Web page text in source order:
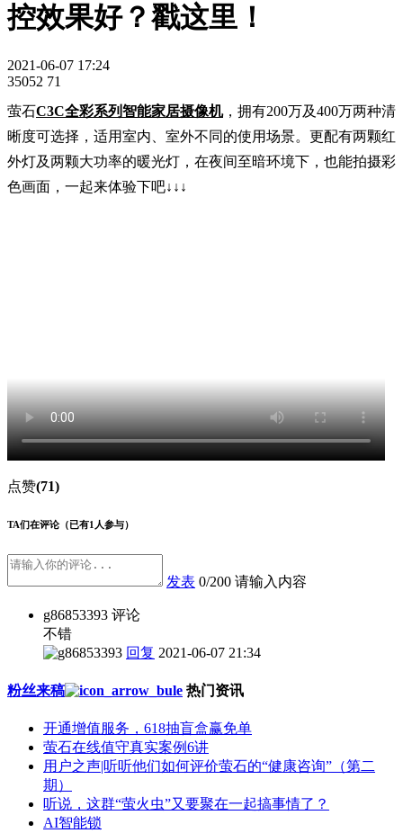
控效果好？戳这里！
2021-06-07 17:24
35052 71
萤石C3C全彩系列智能家居摄像机，拥有200万及400万两种清
晰度可选择，适用室内、室外不同的使用场景。更配有两颗红
外灯及两颗大功率的暖光灯，在夜间至暗环境下，也能拍摄彩
色画面，一起来体验下吧↓↓↓
点赞(71)
TA们在评论 （已有1人参与）
发表 0/200 请输入内容
g86853393 评论
不错
回复 2021-06-07 21:34
粉丝来稿 热门资讯
开通增值服务，618抽盲盒赢免单
萤石在线值守真实案例6讲
用户之声|听听他们如何评价萤石的“健康咨询”（第二
期）
听说，这群“萤火虫”又要聚在一起搞事情了？
AI智能锁